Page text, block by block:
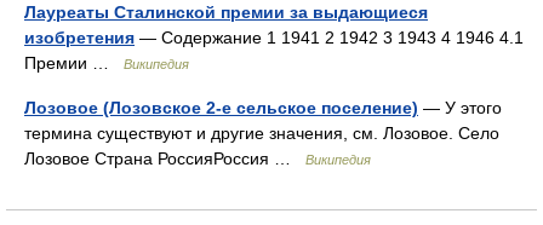
Лауреаты Сталинской премии за выдающиеся
изобретения — Содержание 1 1941 2 1942 3 1943 4 1946 4.1
Премии …
Википедия
Лозовое (Лозовское 2-е сельское поселение) — У этого
термина существуют и другие значения, см. Лозовое. Село
Лозовое Страна РоссияРоссия …
Википедия